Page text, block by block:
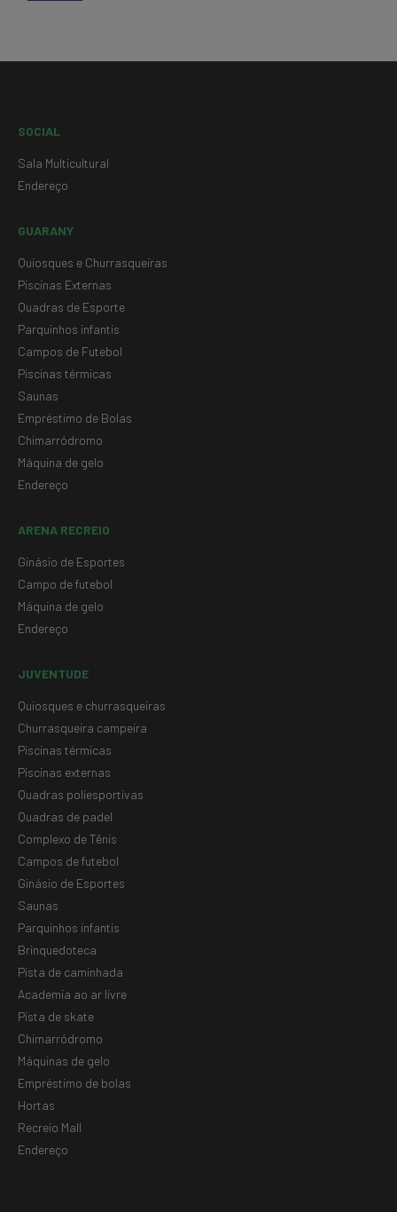
SOCIAL
Sala Multicultural
Endereço
GUARANY
Quiosques e Churrasqueiras
Piscinas Externas
Quadras de Esporte
Parquinhos infantis
Campos de Futebol
Piscinas térmicas
Saunas
Empréstimo de Bolas
Chimarródromo
Máquina de gelo
Endereço
ARENA RECREIO
Ginásio de Esportes
Campo de futebol
Máquina de gelo
Endereço
JUVENTUDE
Quiosques e churrasqueiras
Churrasqueira campeira
Piscinas térmicas
Piscinas externas
Quadras poliesportivas
Quadras de padel
Complexo de Tênis
Campos de futebol
Ginásio de Esportes
Saunas
Parquinhos infantis
Brinquedoteca
Pista de caminhada
Academia ao ar livre
Pista de skate
Chimarródromo
Máquinas de gelo
Empréstimo de bolas
Hortas
Recreio Mall
Endereço